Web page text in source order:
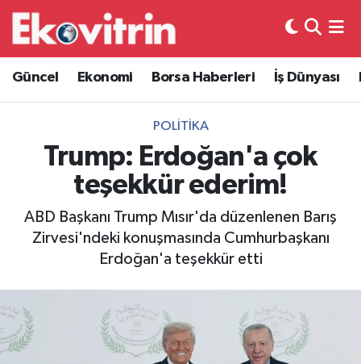
Güncel Ekonomi Borsa Haberleri İş Dünyası
POLITIKA
Trump: Erdoğan'a çok
teşekkür ederim!
ABD Başkanı Trump Mısır'da düzenlenen Barış
Zirvesi'ndeki konuşmasında Cumhurbaşkanı
Erdoğan'a teşekkür etti
Güncel
Ekonomi
Borsa Haberleri
İş Dünyası
Lojistik
Otovitrin
Hava Durumu
Trafik Durumu
Süper Lig Puan Durumu ve Fikstür
Tüm Manşetler
Son Dakika Haberleri
Haber Arşivi